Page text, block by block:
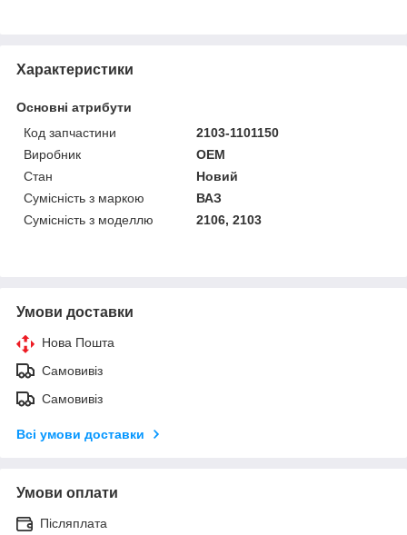
Характеристики
Основні атрибути
Код запчастини
2103-1101150
Виробник
OEM
Стан
Новий
Сумісність з маркою
ВАЗ
Сумісність з моделлю
2106, 2103
Умови доставки
Нова Пошта
Самовивіз
Самовивіз
Всі умови доставки
Умови оплати
Післяплата